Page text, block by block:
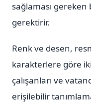
sağlaması
gerektirir.
Renk ve desen,
karakterlere göre
çalışanları ve
erişilebilir